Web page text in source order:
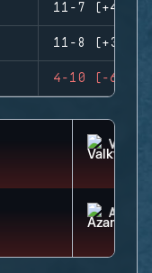
11-7 (+4)
11-8 (+3)
4-10 (-6)
AZAMI